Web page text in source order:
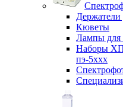
Держатели
Кюветы
Лампы для
Наборы
пэ-5ххх